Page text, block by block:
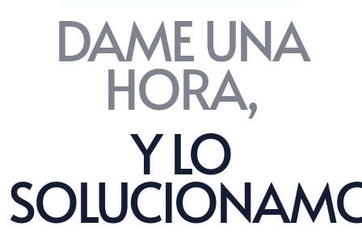
DAME UNA
HORA,
Y LO